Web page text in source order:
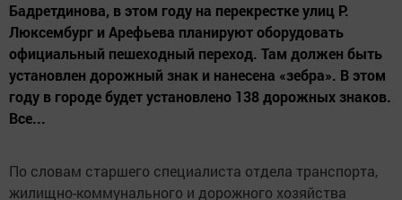
Бадретдинова, в этом году на перекрестке улиц Р.
Люксембург и Арефьева планируют оборудовать
официальный пешеходный переход. Там должен быть
установлен дорожный знак и нанесена «зебра». В этом
году в городе будет установлено 138 дорожных знаков.
Все...
По словам старшего специалиста отдела транспорта,
жилищно-коммунального и дорожного хозяйства